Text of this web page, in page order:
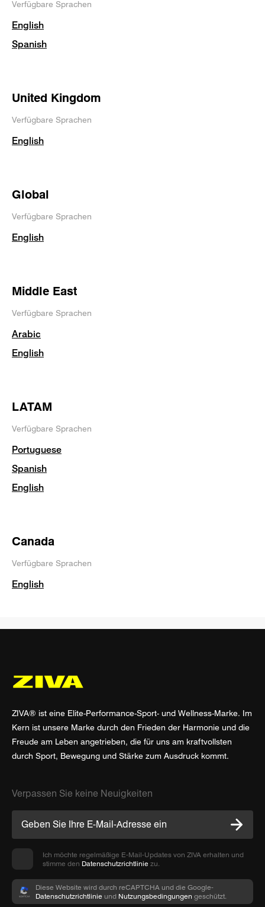
Verfügbare Sprachen
English
Spanish
United Kingdom
Verfügbare Sprachen
English
Global
Verfügbare Sprachen
English
Middle East
Verfügbare Sprachen
Arabic
English
LATAM
Verfügbare Sprachen
Portuguese
Spanish
English
Canada
Verfügbare Sprachen
English
ZIVA® ist eine Elite-Performance-Sport- und Wellness-Marke. Im
Kern ist unsere Marke durch den Frieden der Harmonie und die
Freude am Leben angetrieben, die für uns am kraftvollsten
durch Sport, Bewegung und Stärke zum Ausdruck kommt.
Verpassen Sie keine Neuigkeiten
Ich möchte regelmäßige E-Mail-Updates von ZIVA erhalten und
stimme den Datenschutzrichtlinie zu.
Diese Website wird durch reCAPTCHA und die Google-
Datenschutzrichtlinie und Nutzungsbedingungen geschützt.